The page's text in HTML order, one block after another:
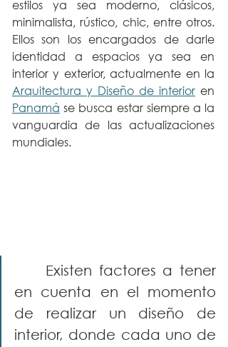
estilos ya sea moderno, clásicos,
minimalista, rústico, chic, entre otros.
Ellos son los encargados de darle
identidad a espacios ya sea en
Arquitectura y Diseño de interior
Panamá se busca estar siempre a la
vanguardia de las actualizaciones
mundiales.
en cuenta en el momento
de realizar un diseño de
interior, donde cada uno de